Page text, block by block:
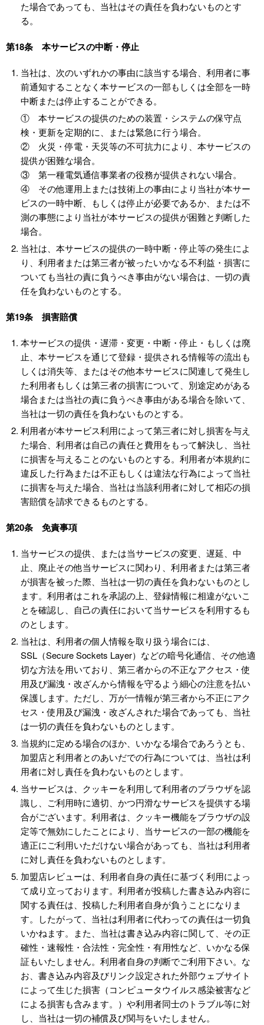
た場合であっても、当社はその責任を負わないものとす
る。
第18条 本サービスの中断・停止
当社は、次のいずれかの事由に該当する場合、利用者に事
前通知することなく本サービスの一部もしくは全部を一時
中断または停止することができる。
① 本サービスの提供のための装置・システムの保守点
検・更新を定期的に、または緊急に行う場合。
② 火災・停電・天災等の不可抗力により、本サービスの
提供が困難な場合。
③ 第一種電気通信事業者の役務が提供されない場合。
④ その他運用上または技術上の事由により当社が本サー
ビスの一時中断、もしくは停止が必要であるか、または不
測の事態により当社が本サービスの提供が困難と判断した
場合。
当社は、本サービスの提供の一時中断・停止等の発生によ
り、利用者または第三者が被ったいかなる不利益・損害に
ついても当社の責に負うべき事由がない場合は、一切の責
任を負わないものとする。
第19条 損害賠償
本サービスの提供・遅滞・変更・中断・停止・もしくは廃
止、本サービスを通じて登録・提供される情報等の流出も
しくは消失等、またはその他本サービスに関連して発生し
た利用者もしくは第三者の損害について、別途定めがある
場合または当社の責に負うべき事由がある場合を除いて、
当社は一切の責任を負わないものとする。
利用者が本サービス利用によって第三者に対し損害を与え
た場合、利用者は自己の責任と費用をもって解決し、当社
に損害を与えることのないものとする。利用者が本規約に
違反した行為または不正もしくは違法な行為によって当社
に損害を与えた場合、当社は当該利用者に対して相応の損
害賠償を請求できるものとする。
第20条 免責事項
当サービスの提供、または当サービスの変更、遅延、中
止、廃止その他当サービスに関わり、利用者または第三者
が損害を被った際、当社は一切の責任を負わないものとし
ます。利用者はこれを承認の上、登録情報に相違がないこ
とを確認し、自己の責任において当サービスを利用するも
のとします。
当社は、利用者の個人情報を取り扱う場合には、
SSL（Secure Sockets Layer）などの暗号化通信、その他適
切な方法を用いており、第三者からの不正なアクセス・使
用及び漏洩・改ざんから情報を守るよう細心の注意を払い
保護します。ただし、万が一情報が第三者から不正にアク
セス・使用及び漏洩・改ざんされた場合であっても、当社
は一切の責任を負わないものとします。
当規約に定める場合のほか、いかなる場合であろうとも、
加盟店と利用者とのあいだでの行為については、当社は利
用者に対し責任を負わないものとします。
当サービスは、クッキーを利用して利用者のブラウザを認
識し、ご利用時に適切、かつ円滑なサービスを提供する場
合がございます。利用者は、クッキー機能をブラウザの設
定等で無効にしたことにより、当サービスの一部の機能を
適正にご利用いただけない場合があっても、当社は利用者
に対し責任を負わないものとします。
加盟店レビューは、利用者自身の責任に基づく利用によっ
て成り立っております。利用者が投稿した書き込み内容に
関する責任は、投稿した利用者自身が負うことになりま
す。したがって、当社は利用者に代わっての責任は一切負
いかねます。また、当社は書き込み内容に関して、その正
確性・速報性・合法性・完全性・有用性など、いかなる保
証もいたしません。利用者自身の判断でご利用下さい。な
お、書き込み内容及びリンク設定された外部ウェブサイト
によって生じた損害（コンピュータウイルス感染被害など
による損害も含みます。）や利用者同士のトラブル等に対
し、当社は一切の補償及び関与をいたしません。